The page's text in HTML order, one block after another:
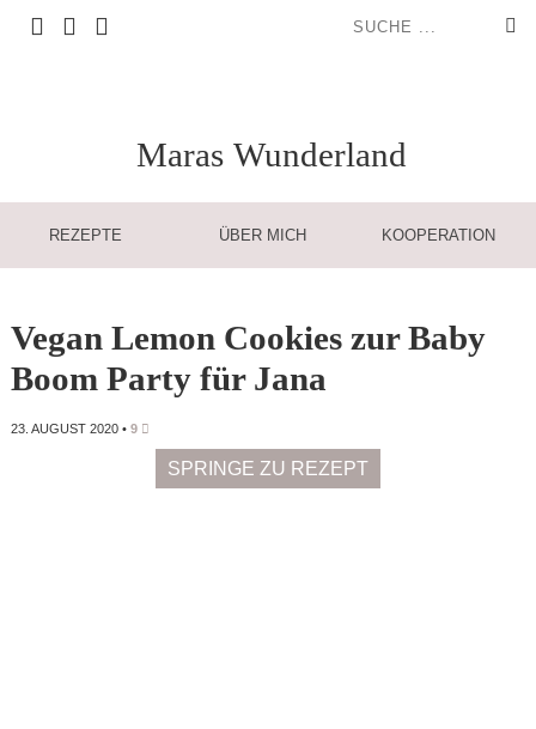
Maras Wunderland
REZEPTE ÜBER MICH KOOPERATION
Vegan Lemon Cookies zur Baby
Boom Party für Jana
23. AUGUST 2020• 9
SPRINGE ZU REZEPT